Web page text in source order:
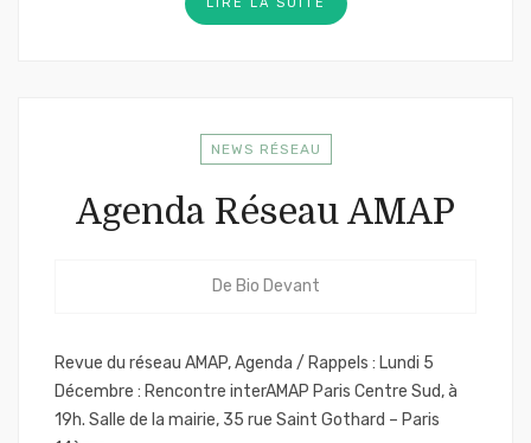
NEWS RÉSEAU
Agenda Réseau AMAP
De Bio Devant
Revue du réseau AMAP, Agenda / Rappels : Lundi 5
Décembre : Rencontre interAMAP Paris Centre Sud, à
19h. Salle de la mairie, 35 rue Saint Gothard – Paris